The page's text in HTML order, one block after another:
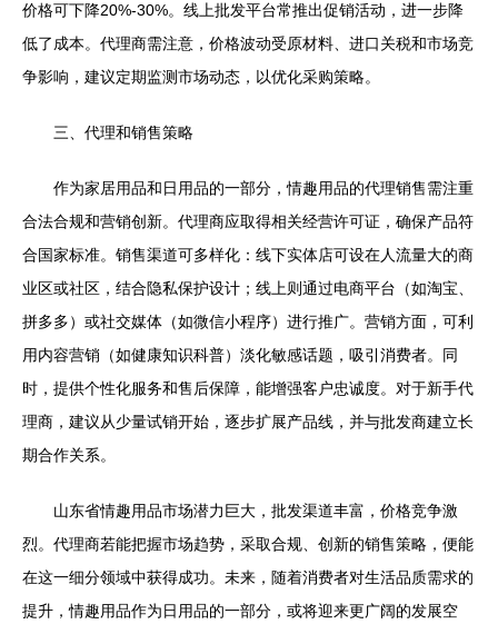
价格可下降20%-30%。线上批发平台常推出促销活动，进一步降
低了成本。代理商需注意，价格波动受原材料、进口关税和市场竞
争影响，建议定期监测市场动态，以优化采购策略。
三、代理和销售策略
作为家居用品和日用品的一部分，情趣用品的代理销售需注重
合法合规和营销创新。代理商应取得相关经营许可证，确保产品符
合国家标准。销售渠道可多样化：线下实体店可设在人流量大的商
业区或社区，结合隐私保护设计；线上则通过电商平台（如淘宝、
拼多多）或社交媒体（如微信小程序）进行推广。营销方面，可利
用内容营销（如健康知识科普）淡化敏感话题，吸引消费者。同
时，提供个性化服务和售后保障，能增强客户忠诚度。对于新手代
理商，建议从少量试销开始，逐步扩展产品线，并与批发商建立长
期合作关系。
山东省情趣用品市场潜力巨大，批发渠道丰富，价格竞争激
烈。代理商若能把握市场趋势，采取合规、创新的销售策略，便能
在这一细分领域中获得成功。未来，随着消费者对生活品质需求的
提升，情趣用品作为日用品的一部分，或将迎来更广阔的发展空